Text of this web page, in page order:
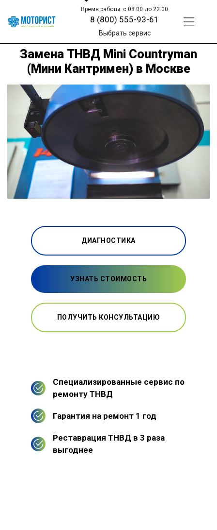
Время работы: с 08:00 до 22:00
8 (800) 555-93-61
Выбрать сервис
Замена ТНВД Mini Countryman
(Мини Кантримен) в Москве
ДИАГНОСТИКА
УЗНАТЬ СТОИМОСТЬ
ПОЛУЧИТЬ КОНСУЛЬТАЦИЮ
Специализированные сервис по
ремонту ТНВД
Гарантия на ремонт 1 год
Реставрация ТНВД в 3 раза
выгоднее